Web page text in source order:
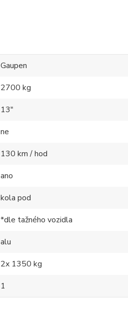
Gaupen
2700 kg
13"
ne
130 km / hod
ano
kola pod
*dle tažného vozidla
alu
2x 1350 kg
1